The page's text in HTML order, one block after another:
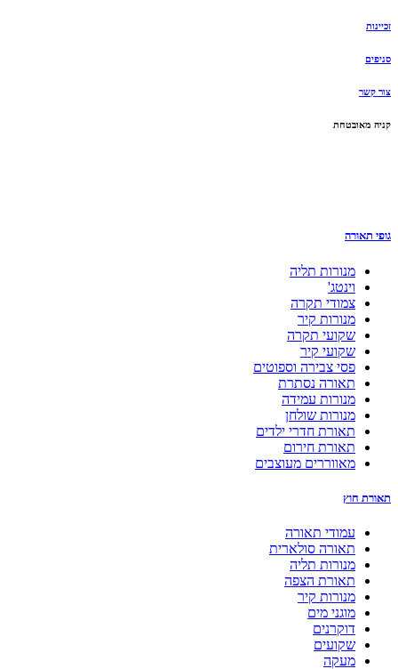
זכיינות
סניפים
צור קשר
קניה מאובטחת
גופי תאורה
מנורות תליה
וינטג'
צמודי תקרה
מנורות קיר
שקועי תקרה
שקועי קיר
פסי צבירה וספוטים
תאורה נסתרת
מנורות עמידה
מנורות שולחן
תאורת חדרי ילדים
תאורת חירום
מאווררים מעוצבים
תאורת חוץ
עמודי תאורה
תאורה סולארית
מנורות תליה
תאורת הצפה
מנורות קיר
מוגני מים
דוקרנים
שקועים
מעקה